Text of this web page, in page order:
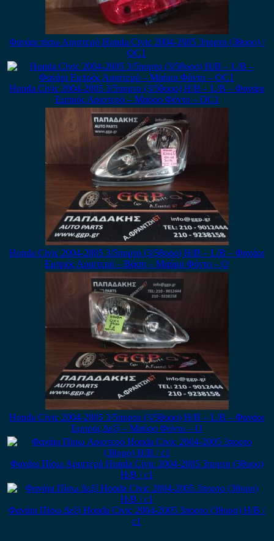
Φανάρι πίσω Αριστερό Honda Civic 2004-2005 3πορτο (3θυρο) /
ΟC1
Honda Civic 2004-2005 3/5πορτο (3/5θυρο) H/B – L/B – Φανάρι
Εμπρός Αριστερό – Μαύρο Φόντο – ΟC1
Honda Civic 2004-2005 3/5πορτο (3/5θυρο) H/B – L/B – Φανάρι
Εμπρός Αριστερό – Βάση – Μαύρο Φόντο – Ο
Honda Civic 2004-2005 3/5πορτο (3/5θυρο) H/B – L/B – Φανάρι
Εμπρός Δεξί – Μαύρο Φόντο – Ο
Φανάρι Πίσω Αριστερό Honda Civic 2004-2005 3πορτο (3θυρο)
H/B / c1
Φανάρι Πίσω Δεξί Honda Civic 2004-2005 3πορτο (3θυρο) H/B /
c1